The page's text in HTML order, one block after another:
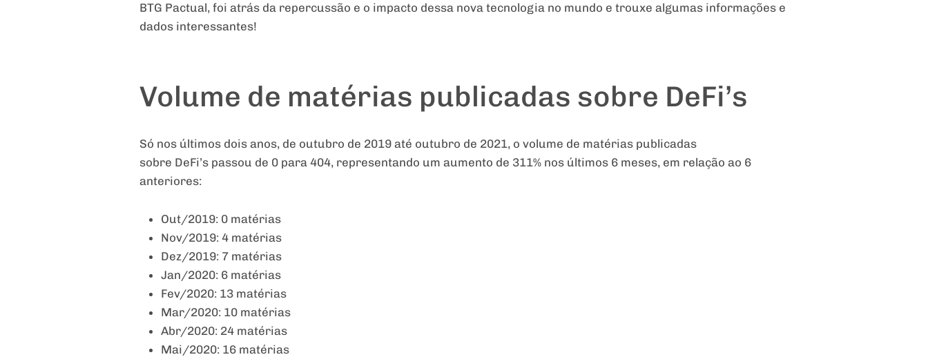
BTG Pactual, foi atrás da repercussão e o impacto dessa nova tecnologia no mundo e trouxe algumas informações e
dados interessantes!
Volume de matérias publicadas sobre DeFi’s
Só nos últimos dois anos, de outubro de 2019 até outubro de 2021, o volume de matérias publicadas
sobre DeFi’s passou de 0 para 404, representando um aumento de 311% nos últimos 6 meses, em relação ao 6
anteriores:
Out/2019: 0 matérias
Nov/2019: 4 matérias
Dez/2019: 7 matérias
Jan/2020: 6 matérias
Fev/2020: 13 matérias
Mar/2020: 10 matérias
Abr/2020: 24 matérias
Mai/2020: 16 matérias